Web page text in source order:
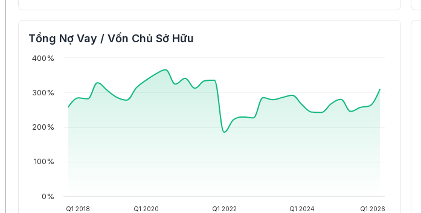
Tổng Nợ Vay / Vốn Chủ Sở Hữu
Q1 2018 Q1 2020 Q1 2022 Q1 2024 Q1 2026
0%
100%
200%
300%
400%